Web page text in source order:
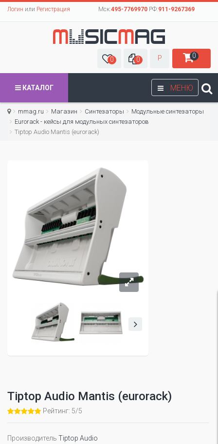
Логин или Регистрация Мск:495-7769970РФ:911-9267369
0 0 Р 0
МЕНЮ
КАТАЛОГ
mmag.ru Магазин Синтезаторы
Модульные синтезаторы
Eurorack - кейсы для модульных синтезаторов
Tiptop Audio Mantis (eurorack)
Tiptop Audio Mantis (eurorack)
Рейтинг: 5/5
Производитель Tiptop Audio